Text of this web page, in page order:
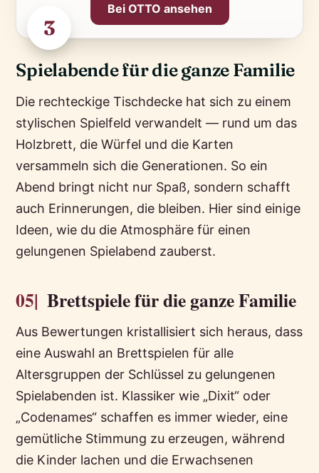
3
Spielabende für die ganze Familie
Die rechteckige Tischdecke hat sich zu einem
stylischen Spielfeld verwandelt — rund um das
Holzbrett, die Würfel und die Karten
versammeln sich die Generationen. So ein
Abend bringt nicht nur Spaß, sondern schafft
auch Erinnerungen, die bleiben. Hier sind einige
Ideen, wie du die Atmosphäre für einen
gelungenen Spielabend zauberst.
05| Brettspiele für die ganze Familie
Aus Bewertungen kristallisiert sich heraus, dass
eine Auswahl an Brettspielen für alle
Altersgruppen der Schlüssel zu gelungenen
Spielabenden ist. Klassiker wie „Dixit“ oder
„Codenames“ schaffen es immer wieder, eine
gemütliche Stimmung zu erzeugen, während
die Kinder lachen und die Erwachsenen
Bei OTTO ansehen